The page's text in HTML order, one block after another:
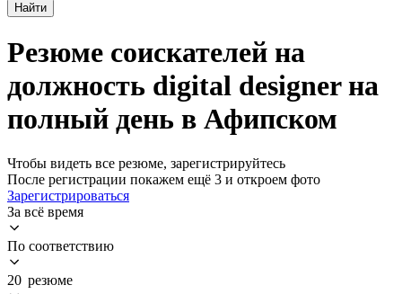
Найти
Резюме соискателей на
должность digital designer на
полный день в Афипском
Чтобы видеть все резюме, зарегистрируйтесь
После регистрации покажем ещё 3 и откроем фото
Зарегистрироваться
За всё время
По соответствию
20 резюме